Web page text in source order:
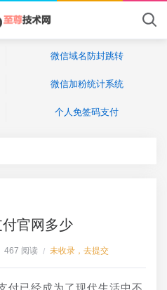
微信域名防封跳转
微信加粉统计系统
个人免签码支付
官网多少
467 阅读 / 未收录，去提交
付已经成为了现代生活中不